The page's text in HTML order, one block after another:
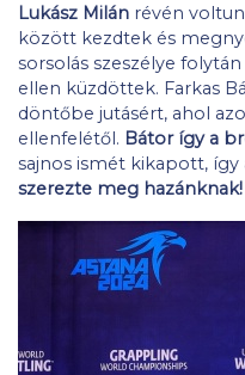
Lukász Milán révén
között kezdtek és
sorsolás szeszélye
ellen küzdöttek. Farkas
döntőbe jutásért, ahol
ellenfelétől. Bátor így a
sajnos ismét kikapott, így
szerezte meg hazánknak!